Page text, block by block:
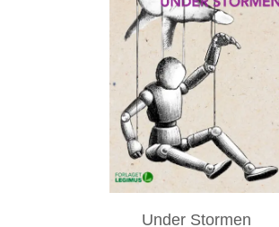
Under Stormen